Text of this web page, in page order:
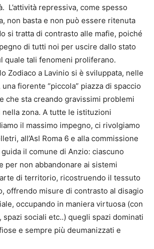
L’attività repressiva, come spesso
non basta e non può essere ritenuta
si tratta di contrasto alle mafie, poiché
di tutti noi per uscire dallo stato
quale tali fenomeni proliferano.
Zodiaco a Lavinio si è sviluppata, nelle
fiorente “piccola” piazza di spaccio
che sta creando gravissimi problemi
zona. A tutte le istituzioni
il massimo impegno, ci rivolgiamo
all’Asl Roma 6 e alla commissione
il comune di Anzio: ciascuno
per non abbandonare ai sistemi
di territorio, ricostruendo il tessuto
offrendo misure di contrasto al disagio
occupando in maniera virtuosa (con
spazi sociali etc..) quegli spazi dominati
e sempre più deumanizzati e